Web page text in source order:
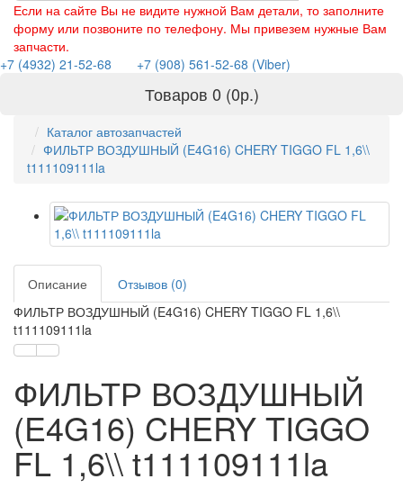
Если на сайте Вы не видите нужной Вам детали, то заполните
форму или позвоните по телефону. Мы привезем нужные Вам
запчасти.
+7 (4932) 21-52-68
+7 (908) 561-52-68 (Viber)
Товаров 0 (0р.)
Каталог автозапчастей
ФИЛЬТР ВОЗДУШНЫЙ (E4G16) CHERY TIGGO FL 1,6\\
t111109111la
Описание
Отзывов (0)
ФИЛЬТР ВОЗДУШНЫЙ (E4G16) CHERY TIGGO FL 1,6\\
t111109111la
ФИЛЬТР ВОЗДУШНЫЙ
(E4G16) CHERY TIGGO
FL 1,6\\ t111109111la